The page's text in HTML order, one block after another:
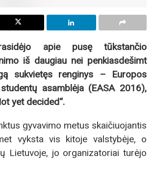
apie pusę tūkstančio
iš daugiau nei penkiasdešimt
sukvietęs renginys – Europos
asamblėja (EASA 2016),
yet decided“.
gyvavimo metus skaičiuojantis
vyksta vis kitoje valstybėje, o
Lietuvoje, jo organizatoriai turėjo